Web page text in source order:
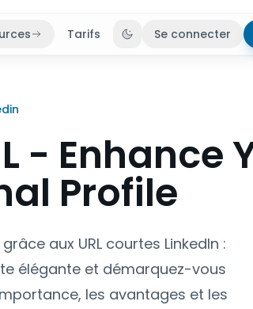
Tarifs Basculer le thème
Se connecter
- Enhance
Profile
aux URL courtes LinkedIn :
élégante et démarquez-vous
les avantages et les